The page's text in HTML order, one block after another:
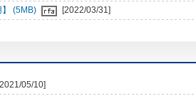
】 (5MB)
[2022/03/31]
05/10]